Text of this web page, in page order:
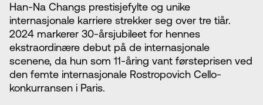
Han-Na Changs prestisjefylte og unike
internasjonale karriere strekker seg over tre tiår.
2024 markerer 30-årsjubileet for hennes
ekstraordinære debut på de internasjonale
scenene, da hun som 11-åring vant førsteprisen ved
den femte internasjonale Rostropovich Cello-
konkurransen i Paris.